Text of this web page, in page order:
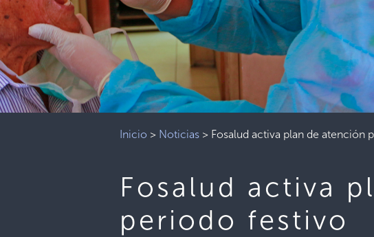
Inicio > Noticias > Fosalud activa plan de atención
Fosalud activa
periodo festivo